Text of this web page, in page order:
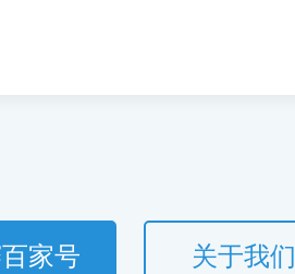
家号 关于我们